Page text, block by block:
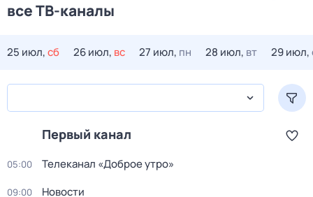
все ТВ-каналы
25 июл,сб 26 июл, вс 27 июл, пн 28 июл, вт 29 июл,
Первый канал
05:00 Телеканал «Доброе утро»
09:00 Новости